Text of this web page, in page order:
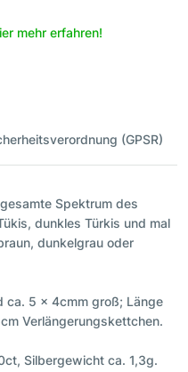
mehr erfahren!
(GPSR)
Spektrum des
dunkles Türkis und mal
dunkelgrau oder
ca. 5 x 4cmm groß; Länge
Verlängerungskettchen.
Silbergewicht ca. 1,3g.